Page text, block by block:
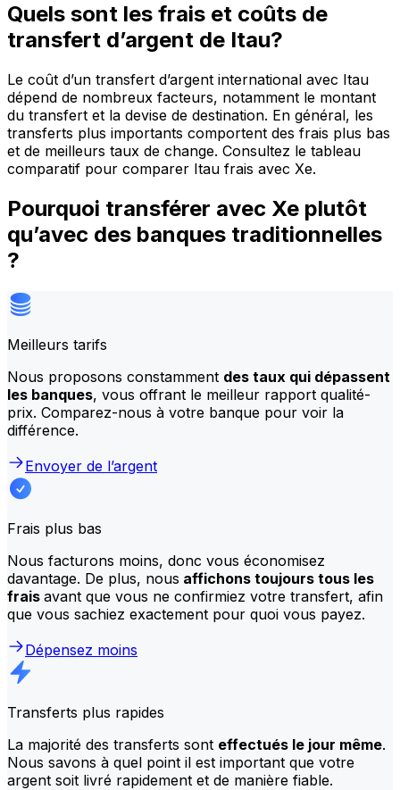
Quels sont les frais et coûts de
transfert d’argent de Itau?
Le coût d’un transfert d’argent international avec Itau
dépend de nombreux facteurs, notamment le montant
du transfert et la devise de destination. En général, les
transferts plus importants comportent des frais plus bas
et de meilleurs taux de change. Consultez le tableau
comparatif pour comparer Itau frais avec Xe.
Pourquoi transférer avec Xe plutôt
qu’avec des banques traditionnelles
?
Meilleurs tarifs
Nous proposons constamment des taux qui dépassent
les banques, vous offrant le meilleur rapport qualité-
prix. Comparez-nous à votre banque pour voir la
différence.
Envoyer de l’argent
Frais plus bas
Nous facturons moins, donc vous économisez
davantage. De plus, nous affichons toujours tous les
frais avant que vous ne confirmiez votre transfert, afin
que vous sachiez exactement pour quoi vous payez.
Dépensez moins
Transferts plus rapides
La majorité des transferts sont effectués le jour même.
Nous savons à quel point il est important que votre
argent soit livré rapidement et de manière fiable.